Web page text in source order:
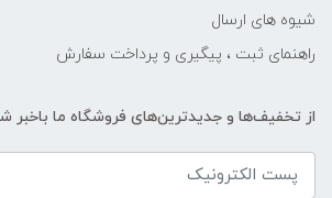
شیوه های ارسال
راهنمای ثبت ، پیگیری و پرداخت سفارش
از تخفیف‌ها و جدیدترین‌های فروشگاه ما باخبر